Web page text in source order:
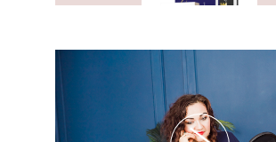
PAKIET KSIĄŻEK DOSKONALE
NIEDOSKONALI TOM I, II, III